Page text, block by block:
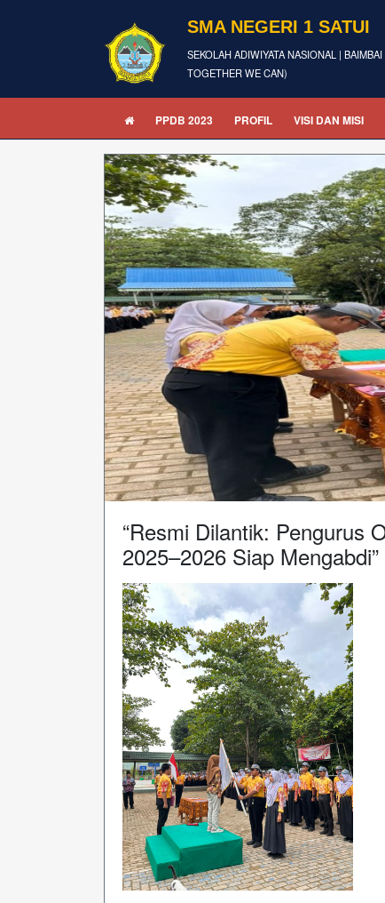
SMA NEGERI 1 SATUI
SEKOLAH ADIWIYATA NASIONAL |
TOGETHER WE CAN)
PPDB 2023 PROFIL VISI DAN MISI
“Resmi Dilantik: Pengurus
2025–2026 Siap Mengabdi”